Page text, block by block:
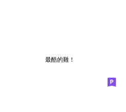
最酷的雞！